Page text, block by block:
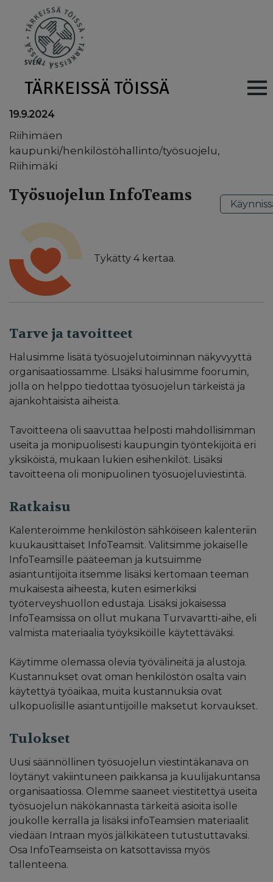
SVEN
TÄRKEISSÄ TÖISSÄ Main
19.9.2024
Riihimäen
kaupunki/henkilöstöhallinto/työsuojelu,
Riihimäki
Työsuojelun InfoTeams
Tykätty 4kertaa.
Tarve ja tavoitteet
Halusimme lisätä työsuojelutoiminnan näkyvyyttä
organisaatiossamme. LIsäksi halusimme foorumin,
jolla on helppo tiedottaa työsuojelun tärkeistä ja
ajankohtaisista aiheista.
Tavoitteena oli saavuttaa helposti mahdollisimman
useita ja monipuolisesti kaupungin työntekijöitä eri
yksiköistä, mukaan lukien esihenkilöt. Lisäksi
tavoitteena oli monipuolinen työsuojeluviestintä.
Ratkaisu
Kalenteroimme henkilöstön sähköiseen kalenteriin
kuukausittaiset InfoTeamsit. Valitsimme jokaiselle
InfoTeamsille pääteeman ja kutsuimme
asiantuntijoita itsemme lisäksi kertomaan teeman
mukaisesta aiheesta, kuten esimerkiksi
työterveyshuollon edustaja. Lisäksi jokaisessa
InfoTeamsissa on ollut mukana Turvavartti-aihe, eli
valmista materiaalia työyksiköille käytettäväksi.
Käytimme olemassa olevia työvälineitä ja alustoja.
Kustannukset ovat oman henkilöstön osalta vain
käytettyä työaikaa, muita kustannuksia ovat
ulkopuolisille asiantuntijoille maksetut korvaukset.
Tulokset
Uusi säännöllinen työsuojelun viestintäkanava on
löytänyt vakiintuneen paikkansa ja kuulijakuntansa
organisaatiossa. Olemme saaneet viestitettyä useita
työsuojelun näkökannasta tärkeitä asioita isolle
joukolle kerralla ja lisäksi infoTeamsien materiaalit
viedään Intraan myös jälkikäteen tutustuttavaksi.
Osa InfoTeamseista on katsottavissa myös
tallenteena.